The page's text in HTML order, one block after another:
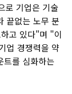
로 기업은 기술
끝없는 노무 분
고 있다"며 "이
업 경쟁력을 약
트를 심화하는